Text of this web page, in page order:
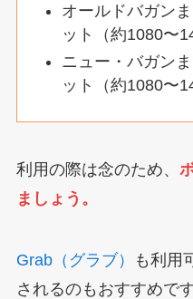
オールドバガン
ット（約1080〜
ニュー・バガン
ット（約1080〜
利用の際は念のため、
ましょう。
Grab（グラブ）
も利用
されるのもおすすめです